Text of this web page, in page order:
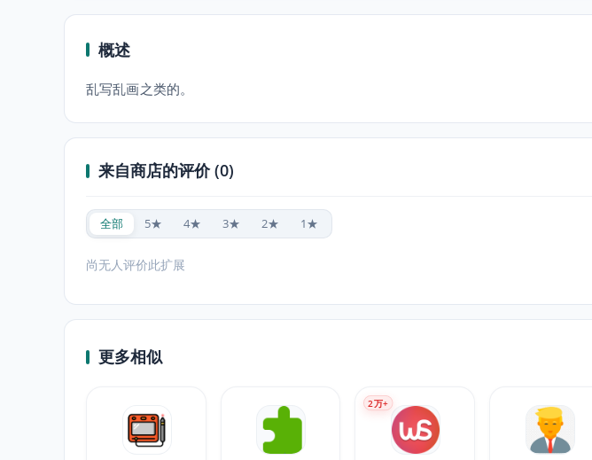
概述
乱写乱画之类的。
来自商店的评价 (0)
全部 5★ 4★ 3★ 2★ 1★
尚无人评价此扩展
更多相似
2万+